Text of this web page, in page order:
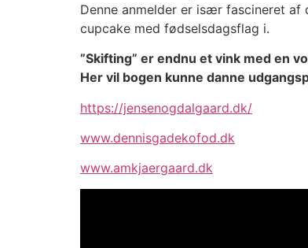
Denne anmelder er især fascineret af
cupcake med fødselsdagsflag i.
”Skifting” er endnu et vink med en
Her vil bogen kunne danne
https://jensenogdalgaard.dk/
www.dennisgadekofod.dk
www.amkjaergaard.dk